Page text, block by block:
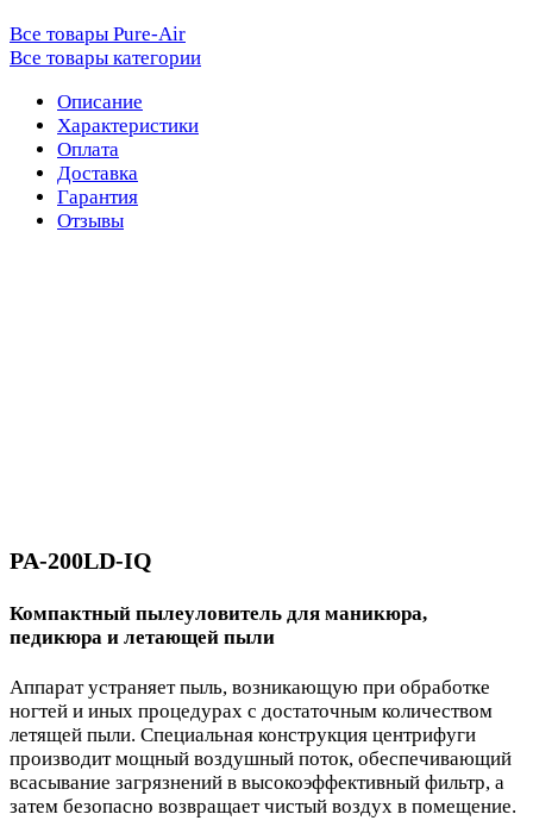
Все товары Pure-Air
Все товары категории
Описание
Характеристики
Оплата
Доставка
Гарантия
Отзывы
PA-200LD-IQ
Компактный пылеуловитель для маникюра,
педикюра и летающей пыли
Аппарат устраняет пыль, возникающую при обработке
ногтей и иных процедурах с достаточным количеством
летящей пыли. Специальная конструкция центрифуги
производит мощный воздушный поток, обеспечивающий
всасывание загрязнений в высокоэффективный фильтр, а
затем безопасно возвращает чистый воздух в помещение.